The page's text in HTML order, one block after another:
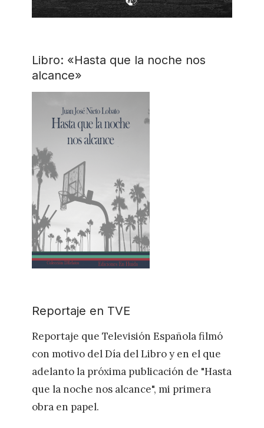
Libro: «Hasta que la noche nos
alcance»
Reportaje en TVE
Reportaje que Televisión Española filmó
con motivo del Día del Libro y en el que
adelanto la próxima publicación de "Hasta
que la noche nos alcance", mi primera
obra en papel.